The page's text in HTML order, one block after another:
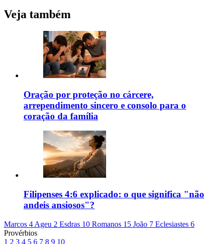
Veja também
Oração por proteção no cárcere,
arrependimento sincero e consolo para o
coração da família
Filipenses 4:6 explicado: o que significa "não
andeis ansiosos"?
Marcos 4 Ageu 2 Esdras 10 Romanos 15 João 7 Eclesiastes 6
Provérbios
1 2 3 4 5 6 7 8 9 10